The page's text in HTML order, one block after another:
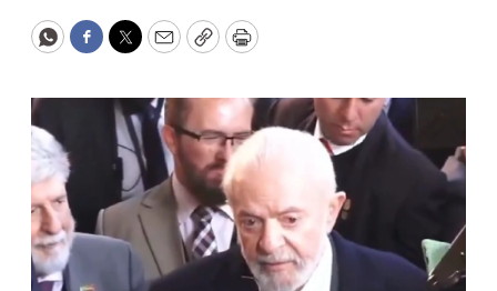
WhatsApp
Facebook
Twitter
EmailCopyPrint